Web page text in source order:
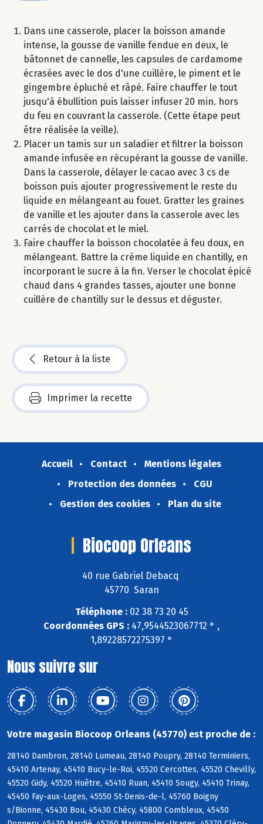
Dans une casserole, placer la boisson amande
intense, la gousse de vanille fendue en deux, le
bâtonnet de cannelle, les capsules de cardamome
écrasées avec le dos d'une cuillère, le piment et le
gingembre épluché et râpé. Faire chauffer le tout
jusqu'à ébullition puis laisser infuser 20 min. hors
du feu en couvrant la casserole. (Cette étape peut
être réalisée la veille).
Placer un tamis sur un saladier et filtrer la boisson
amande infusée en récupérant la gousse de vanille.
Dans la casserole, délayer le cacao avec 3 cs de
boisson puis ajouter progressivement le reste du
liquide en mélangeant au fouet. Gratter les graines
de vanille et les ajouter dans la casserole avec les
carrés de chocolat et le miel.
Faire chauffer la boisson chocolatée à feu doux, en
mélangeant. Battre la crème liquide en chantilly, en
incorporant le sucre à la fin. Verser le chocolat épicé
chaud dans 4 grandes tasses, ajouter une bonne
cuillère de chantilly sur le dessus et déguster.
Retour à la liste
Imprimer la recette
Accueil Contact
Mentions légales
Protection des données
CGU
Gestion des cookies
Plan du site
Biocoop Orleans
40 rue Gabriel Debacq
45770 Saran
Téléphone :02 38 73 20 45
Coordonnées GPS : 47,9544523067712 ° ,
1,89228572275397 °
Nous suivre sur
Votre magasin Biocoop Orleans (45770) est proche de :
28140 Dambron, 28140 Lumeau, 28140 Poupry, 28140 Terminiers,
45410 Artenay, 45410 Bucy-le-Roi, 45520 Cercottes, 45520 Chevilly,
45520 Gidy, 45520 Huêtre, 45410 Ruan, 45410 Sougy, 45410 Trinay,
45450 Fay-aux-Loges, 45550 St-Denis-de-l, 45760 Boigny
s/Bionne, 45430 Bou, 45430 Chécy, 45800 Combleux, 45450